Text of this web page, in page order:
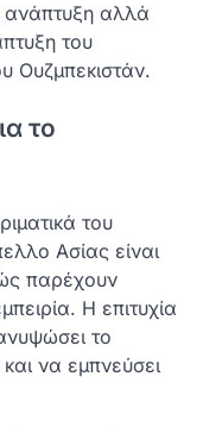
ανάπτυξη αλλά
του
Ουζμπεκιστάν.
το
του
Ασίας είναι
παρέχουν
Η επιτυχία
το
να εμπνεύσει